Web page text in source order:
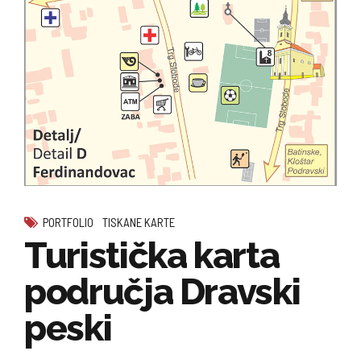
PORTFOLIO TISKANE KARTE
Turistička karta
područja Dravski
peski